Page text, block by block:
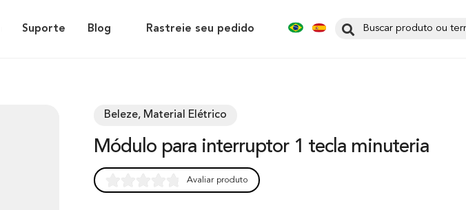
Suporte Blog Rastreie seu pedido
Beleze, Material Elétrico
Módulo para interruptor 1 tecla minuteria
Avaliar produto